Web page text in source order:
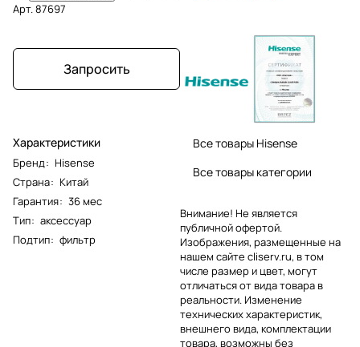
Арт.87697
Запросить
Характеристики
Бренд: Hisense
Страна: Китай
Гарантия: 36 мес
Тип: аксессуар
Подтип: фильтр
Все товары Hisense
Все товары категории
Внимание! Не является
публичной офертой.
Изображения, размещенные на
нашем сайте cliserv.ru, в том
числе размер и цвет, могут
отличаться от вида товара в
реальности. Изменение
технических характеристик,
внешнего вида, комплектации
товара, возможны без